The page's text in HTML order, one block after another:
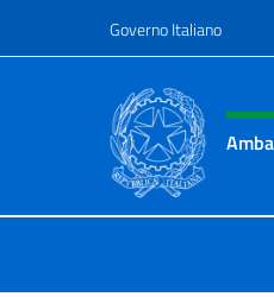
Governo Italiano
Intestazione